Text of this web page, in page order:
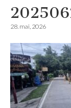
28. mai, 2026